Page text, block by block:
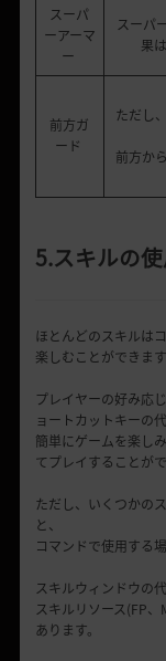
スーパ
ーアーマ
ー
スーパ
果
前方ガ
ード
ただし
前方か
5.スキルの
ほとんどのスキルは
楽しむことができます
プレイヤーの好み応
ョートカットキーの
簡単にゲームを楽し
てプレイすることがで
ただし、いくつかの
と、
コマンドで使用する
スキルウィンドウの
スキルリソース(FP
あります。